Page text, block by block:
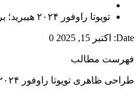
تویوتا راوفور ۲۰۲۴ هیبرید؛ بررسی جامع و مشخصات فنی
Date: اکتبر 15, 2025 0
فهرست مطالب
طراحی ظاهری تویوتا راوفور ۲۰۲۴ هیبرید